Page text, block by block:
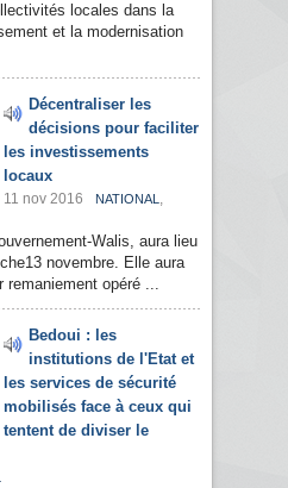
locales dans la
et la modernisation
Décentraliser les
décisions pour faciliter
les investissements
locaux
11 nov 2016 NATIONAL ,
Walis, aura lieu
novembre. Elle aura
remaniement opéré ...
Bedoui : les
institutions de l'Etat et
les services de sécurité
mobilisés face à ceux qui
tentent de diviser le